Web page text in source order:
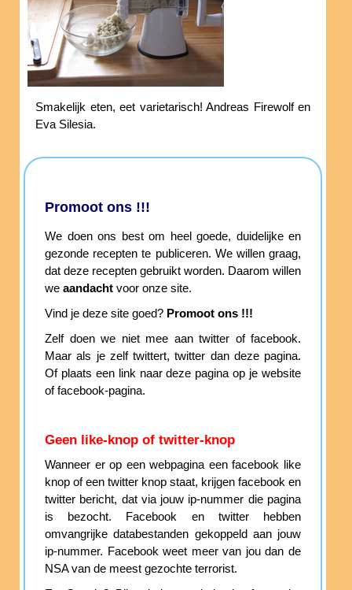
Smakelijk eten, eet varietarisch! Andreas Firewolf en
Eva Silesia.
Promoot ons !!!
We doen ons best om heel goede, duidelijke en
gezonde recepten te publiceren. We willen graag,
dat deze recepten gebruikt worden. Daarom willen
we aandacht voor onze site.
Vind je deze site goed? Promoot ons !!!
Zelf doen we niet mee aan twitter of facebook.
Maar als je zelf twittert, twitter dan deze pagina.
Of plaats een link naar deze pagina op je website
of facebook-pagina.
Geen like-knop of twitter-knop
Wanneer er op een webpagina een facebook like
knop of een twitter knop staat, krijgen facebook en
twitter bericht, dat via jouw ip-nummer die pagina
is bezocht. Facebook en twitter hebben
omvangrijke databestanden gekoppeld aan jouw
ip-nummer. Facebook weet meer van jou dan de
NSA van de meest gezochte terrorist.